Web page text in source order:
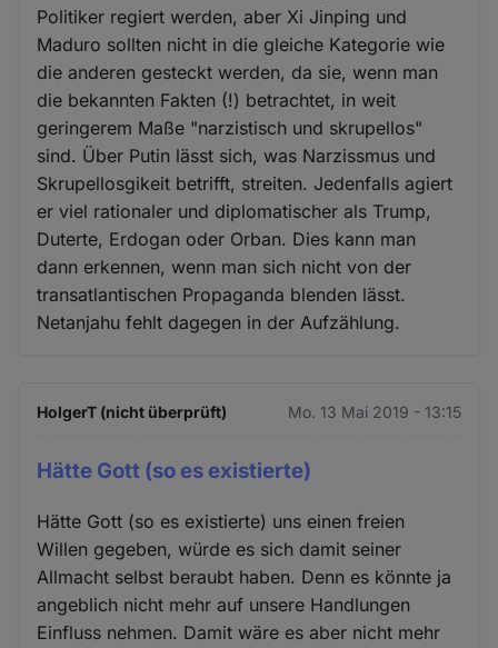
Politiker regiert werden, aber Xi Jinping und
Maduro sollten nicht in die gleiche Kategorie wie
die anderen gesteckt werden, da sie, wenn man
die bekannten Fakten (!) betrachtet, in weit
geringerem Maße "narzistisch und skrupellos"
sind. Über Putin lässt sich, was Narzissmus und
Skrupellosgikeit betrifft, streiten. Jedenfalls agiert
er viel rationaler und diplomatischer als Trump,
Duterte, Erdogan oder Orban. Dies kann man
dann erkennen, wenn man sich nicht von der
transatlantischen Propaganda blenden lässt.
Netanjahu fehlt dagegen in der Aufzählung.
HolgerT (nicht überprüft) Mo. 13 Mai 2019 - 13:15
Hätte Gott (so es existierte)
Hätte Gott (so es existierte) uns einen freien
Willen gegeben, würde es sich damit seiner
Allmacht selbst beraubt haben. Denn es könnte ja
angeblich nicht mehr auf unsere Handlungen
Einfluss nehmen. Damit wäre es aber nicht mehr